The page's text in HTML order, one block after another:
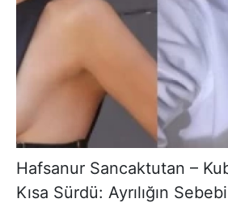
Hafsanur Sancaktutan –
Kısa Sürdü: Ayrılığın